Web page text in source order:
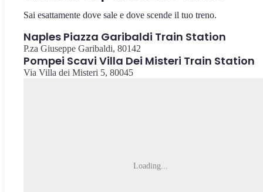
Sai esattamente dove sale e dove scende il tuo treno.
Naples Piazza Garibaldi Train Station
P.za Giuseppe Garibaldi, 80142
Pompei Scavi Villa Dei Misteri Train Station
Via Villa dei Misteri 5, 80045
Loading...